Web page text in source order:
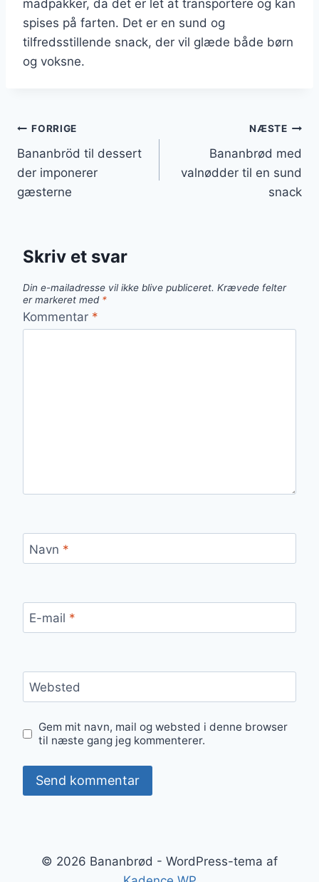
madpakker, da det er let at transportere og kan
spises på farten. Det er en sund og
tilfredsstillende snack, der vil glæde både børn
og voksne.
Indlægsnavigation
FORRIGE
Bananbröd til dessert
der imponerer
gæsterne
NÆSTE
Bananbrød med
valnødder til en sund
snack
Skriv et svar
Din e-mailadresse vil ikke blive publiceret. Krævede felter
er markeret med *
Kommentar *
Navn *
E-mail *
Websted
Gem mit navn, mail og websted i denne browser
til næste gang jeg kommenterer.
© 2026 Bananbrød - WordPress-tema af